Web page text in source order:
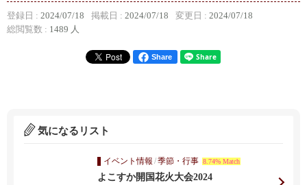
登録日 : 2024/07/18 掲載日 : 2024/07/18 変更日 : 2024/07/18
総閲覧数 : 1489 人
Share
気になるリスト
イベント情報 /季節・行事 8.74% Match
よこすか開国花火大会2024